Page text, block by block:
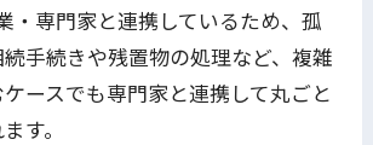
・専門家と連携しているため、孤
手続きや残置物の処理など、複雑
ースでも専門家と連携して丸ごと
す。